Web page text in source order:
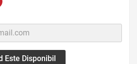
Este Disponibil